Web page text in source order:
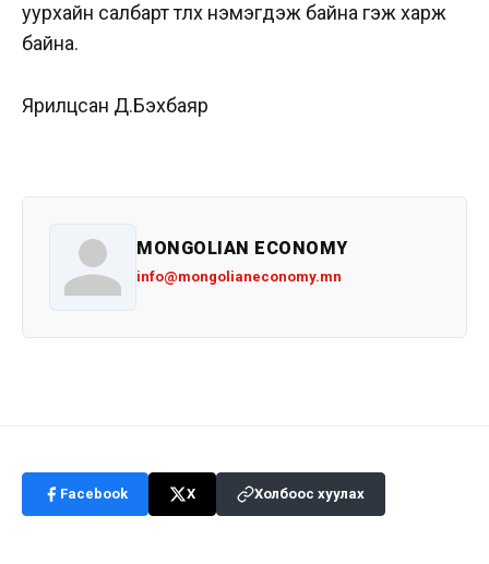
уурхайн салбарт түлхүү нэмэгдэж байна гэж харж
байна.
Ярилцсан Д.Бэхбаяр
MONGOLIAN ECONOMY
info@mongolianeconomy.mn
Facebook X Холбоос хуулах